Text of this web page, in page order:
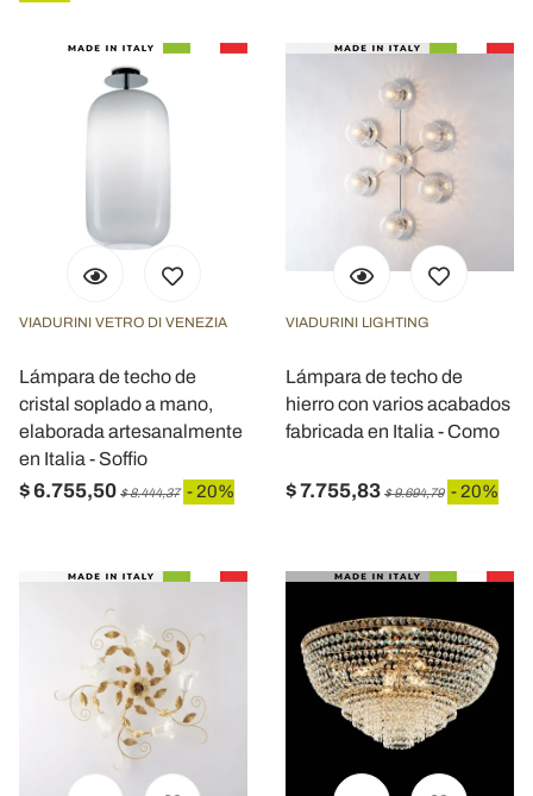
VIADURINI VETRO DI VENEZIA
Lámpara de techo de
cristal soplado a mano,
elaborada artesanalmente
en Italia - Soffio
$ 6.755,50 $ 8.444,37 - 20%
VIADURINI LIGHTING
Lámpara de techo de
hierro con varios acabados
fabricada en Italia - Como
$ 7.755,83 $ 9.694,79 - 20%